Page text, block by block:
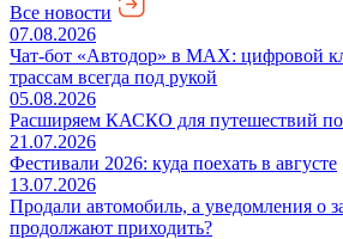
Все новости
07.08.2026
Чат-бот «Автодор» в MAX: цифровой
трассам всегда под рукой
05.08.2026
Расширяем КАСКО для путешествий по
21.07.2026
Фестивали 2026: куда поехать в августе
13.07.2026
Продали автомобиль, а уведомления о
продолжают приходить?